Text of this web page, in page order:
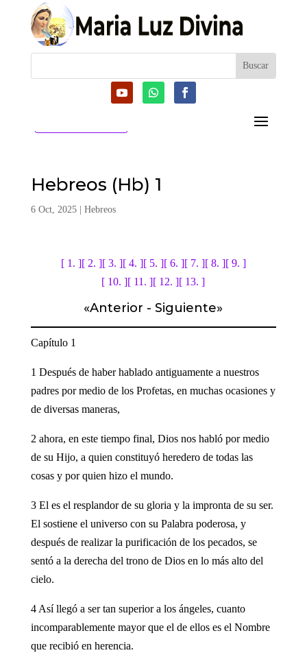
Hebreos (Hb) 1
6 Oct, 2025| Hebreos
[ 1. ][ 2. ][ 3. ][ 4. ][ 5. ][ 6. ][ 7. ][ 8. ][ 9. ]
[ 10. ][ 11. ][ 12. ][ 13. ]
«Anterior -Siguiente»
Capítulo 1
1 Después de haber hablado antiguamente a nuestros
padres por medio de los Profetas, en muchas ocasiones y
de diversas maneras,
2 ahora, en este tiempo final, Dios nos habló por medio
de su Hijo, a quien constituyó heredero de todas las
cosas y por quien hizo el mundo.
3 El es el resplandor de su gloria y la impronta de su ser.
El sostiene el universo con su Palabra poderosa, y
después de realizar la purificación de los pecados, se
sentó a la derecha del trono de Dios en lo más alto del
cielo.
4 Así llegó a ser tan superior a los ángeles, cuanto
incomparablemente mayor que el de ellos es el Nombre
que recibió en herencia.